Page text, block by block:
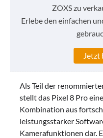
ZOXS zu
Erlebe den einfachen
Jetzt
Als Teil der
stellt das Pixel 8 Pro
Kombination aus
leistungsstarker
Kamerafunktionen dar.